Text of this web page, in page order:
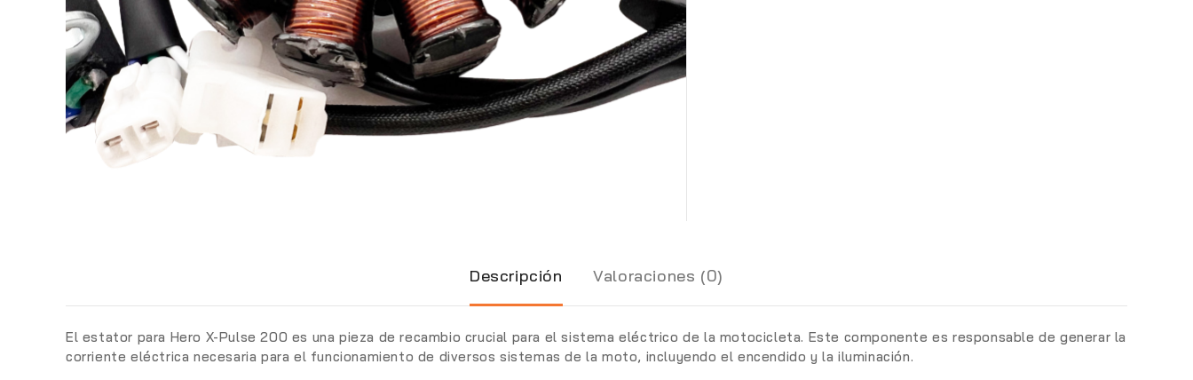
Descripción Valoraciones (0)
El estator para Hero X-Pulse 200 es una pieza de recambio crucial para el sistema eléctrico de la motocicleta. Este componente es responsable de generar la
corriente eléctrica necesaria para el funcionamiento de diversos sistemas de la moto, incluyendo el encendido y la iluminación.